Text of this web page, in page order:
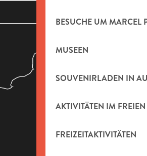
BESUCHE UM MARCEL
MUSEEN
SOUVENIRLADEN IN
AKTIVITÄTEN IM FREIEN
FREIZEITAKTIVITÄTEN